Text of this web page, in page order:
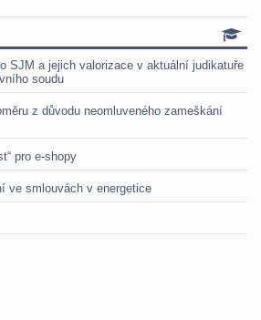
SJM a jejich valorizace v aktuální judikatuře
soudu
z důvodu neomluveného zameškání
pro e-shopy
ve smlouvách v energetice